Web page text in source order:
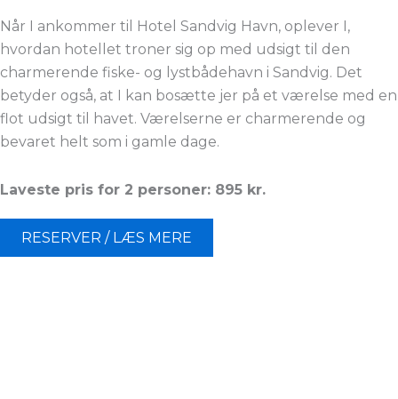
Når I ankommer til Hotel Sandvig Havn, oplever I,
hvordan hotellet troner sig op med udsigt til den
charmerende fiske- og lystbådehavn i Sandvig. Det
betyder også, at I kan bosætte jer på et værelse med en
flot udsigt til havet. Værelserne er charmerende og
bevaret helt som i gamle dage.
Laveste pris for 2 personer: 895 kr.
RESERVER / LÆS MERE